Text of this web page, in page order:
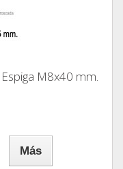
M8x40 mm.
Más